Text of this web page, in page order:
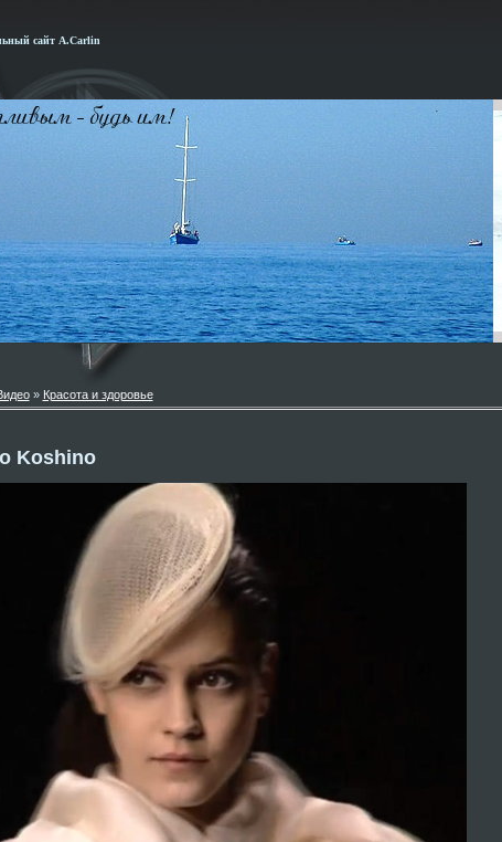
сайт А.Carlin
» Красота и здоровье
Koshino